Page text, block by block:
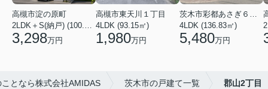
高槻市淀の原町
2LDK＋S(納戸) (100.03㎡)
3,298万円
高槻市東天川１丁目
4LDK (93.15㎡)
1,980万円
茨木市彩都あさぎ６丁目
4LDK (136.83㎡)
5,480万円
となら株式会社AMIDAS 茨木市の戸建て一覧 郡山2丁目